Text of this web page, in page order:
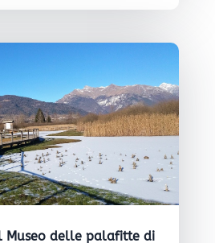
Museo delle palafitte di